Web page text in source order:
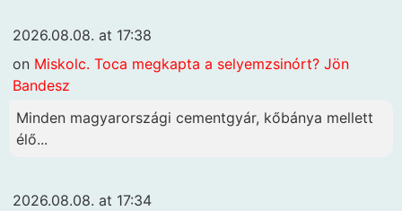
2026.08.08. at 17:38
on Miskolc. Toca megkapta a selyemzsinórt? Jön
Bandesz
Minden magyarországi cementgyár, kőbánya mellett
élő...
2026.08.08. at 17:34